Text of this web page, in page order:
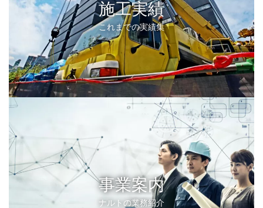
施工実績
これまでの実績集
事業案内
ナルトの業務紹介